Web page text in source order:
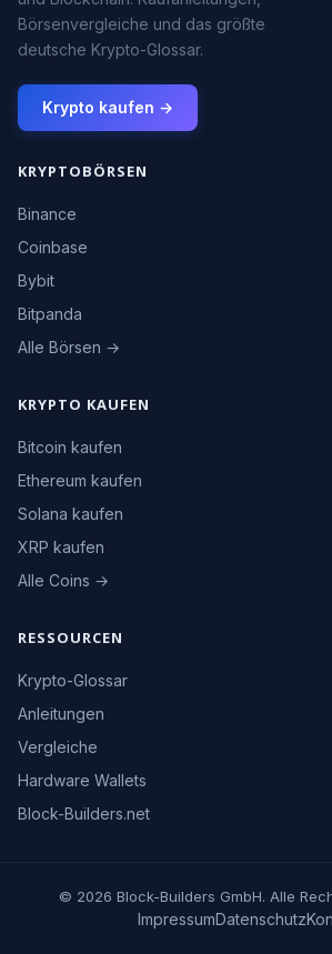
Börsenvergleiche und das größte
deutsche Krypto-Glossar.
Krypto kaufen →
KRYPTOBÖRSEN
Binance
Coinbase
Bybit
Bitpanda
Alle Börsen →
KRYPTO KAUFEN
Bitcoin kaufen
Ethereum kaufen
Solana kaufen
XRP kaufen
Alle Coins →
RESSOURCEN
Krypto-Glossar
Anleitungen
Vergleiche
Hardware Wallets
Block-Builders.net
© 2026 Block-Builders GmbH. Alle
ImpressumDatenschutz